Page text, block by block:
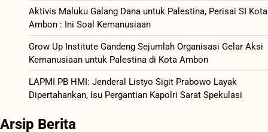
Aktivis Maluku Galang Dana untuk Palestina, Perisai SI Kota
Ambon : Ini Soal Kemanusiaan
Grow Up Institute Gandeng Sejumlah Organisasi Gelar Aksi
Kemanusiaan untuk Palestina di Kota Ambon
LAPMI PB HMI: Jenderal Listyo Sigit Prabowo Layak
Dipertahankan, Isu Pergantian Kapolri Sarat Spekulasi
Arsip Berita